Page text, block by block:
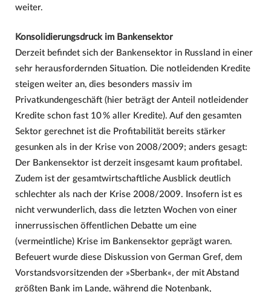
weiter.
Konsolidierungsdruck im Bankensektor
Derzeit befindet sich der Bankensektor in Russland in einer
sehr herausfordernden Situation. Die notleidenden Kredite
steigen weiter an, dies besonders massiv im
Privatkundengeschäft (hier beträgt der Anteil notleidender
Kredite schon fast 10 % aller Kredite). Auf den gesamten
Sektor gerechnet ist die Profitabilität bereits stärker
gesunken als in der Krise von 2008/2009; anders gesagt:
Der Bankensektor ist derzeit insgesamt kaum profitabel.
Zudem ist der gesamtwirtschaftliche Ausblick deutlich
schlechter als nach der Krise 2008/2009. Insofern ist es
nicht verwunderlich, dass die letzten Wochen von einer
innerrussischen öffentlichen Debatte um eine
(vermeintliche) Krise im Bankensektor geprägt waren.
Befeuert wurde diese Diskussion von German Gref, dem
Vorstandsvorsitzenden der »Sberbank«, der mit Abstand
größten Bank im Lande, während die Notenbank,